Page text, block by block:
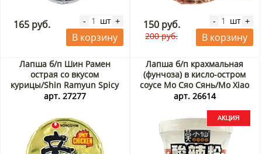
165 руб. - шт +
В корзину
150 руб.
200 руб.
- шт +
В корзину
Лапша б/п Шин Рамен
острая со вкусом
курицы/Shin Ramyun Spicy
Chicken Nongshim, Корея, 68
арт. 27277
Лапша б/п крахмальная
(фунчоза) в кисло-остром
соусе Мо Сяо Сянь/Mo Xiao
Xian, Китай, 100 г Акция
арт. 26614